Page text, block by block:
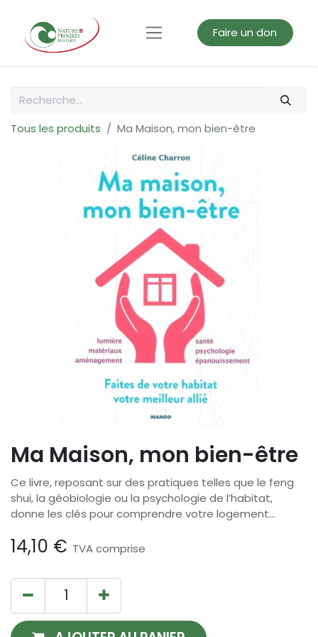
Faire un don
Tous les produits Ma Maison, mon bien-être
Ma Maison, mon bien-être
Ce livre, reposant sur des pratiques telles que le feng
shui, la géobiologie ou la psychologie de l’habitat,
donne les clés pour comprendre votre logement...
14,10 € TVA comprise